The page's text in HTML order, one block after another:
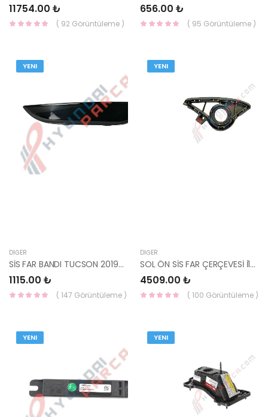
11754.00 ₺
( 92 Görüntüleme )
656.00 ₺
( 95 Görüntüleme )
YENI
DIĞER
SİS FAR BANDI TUCSON 2019- SOL ( SENSÖRSÜZ) 86527-D7520-MOBIS
1115.00 ₺
( 147 Görüntüleme )
YENI
DIĞER
SOL ÖN SİS FAR ÇERÇEVESİ İ10 2021- 86561-K7020-MOBIS
4509.00 ₺
( 100 Görüntüleme )
YENI YENI